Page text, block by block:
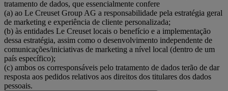
tratamento de dados, que essencialmente confere
(a) ao Le Creuset Group AG a responsabilidade pela estratégia geral
de marketing e experiência de cliente personalizada;
(b) às entidades Le Creuset locais o benefício e a implementação
dessa estratégia, assim como o desenvolvimento independente de
comunicações/iniciativas de marketing a nível local (dentro de um
país específico);
(c) ambos os corresponsáveis pelo tratamento de dados terão de dar
resposta aos pedidos relativos aos direitos dos titulares dos dados
pessoais.